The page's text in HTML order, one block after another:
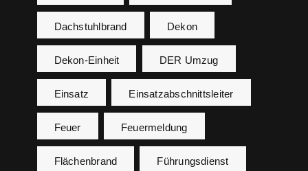
Dachstuhlbrand Dekon
Dekon-Einheit DER Umzug
Einsatz Einsatzabschnittsleiter
Feuer Feuermeldung
Flächenbrand Führungsdienst